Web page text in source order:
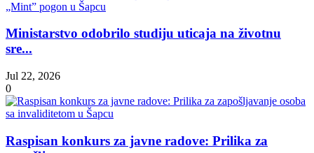
Ministarstvo odobrilo studiju uticaja na životnu
sre...
Jul 22, 2026
0
Raspisan konkurs za javne radove: Prilika za